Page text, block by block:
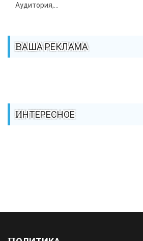
Аудитория,...
ВАША РЕКЛАМА
ИНТЕРЕСНОЕ